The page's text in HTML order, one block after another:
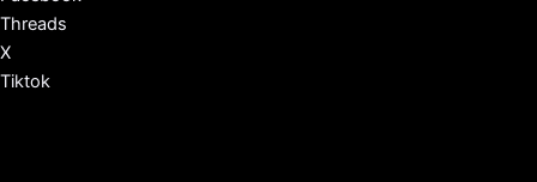
Threads
X
Tiktok